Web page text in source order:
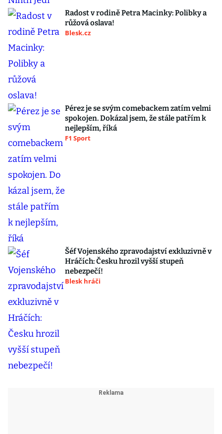
Radost v rodině Petra Macinky: Polibky a
růžová oslava!
Blesk.cz
Pérez je se svým comebackem zatím velmi
spokojen. Dokázal jsem, že stále patřím k
nejlepším, říká
F1 Sport
Šéf Vojenského zpravodajství exkluzivně v
Hráčích: Česku hrozil vyšší stupeň
nebezpečí!
Blesk hráči